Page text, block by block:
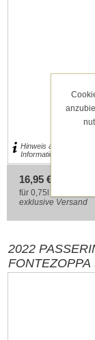
Hinweis auf Allergene
Informationen im
16,95 € inkl.
für 0,75l entspricht
exklusive Versand
2022